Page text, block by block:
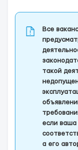
Все
такой
если ваша
а его